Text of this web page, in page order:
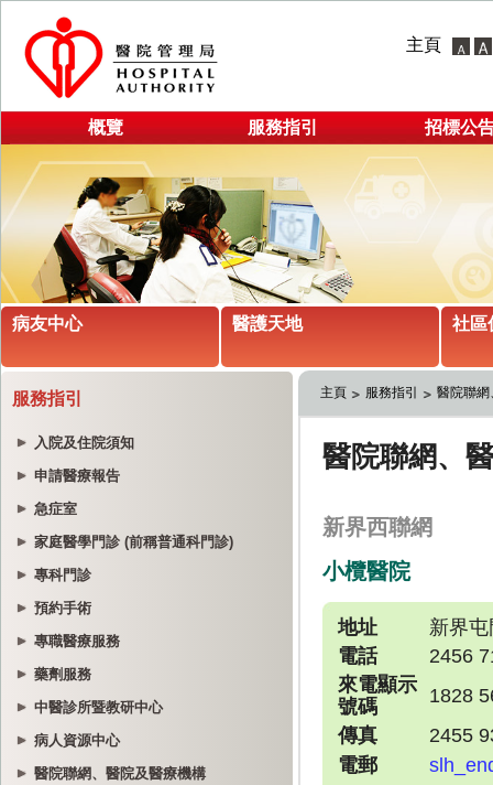
主頁
概覽 服務指引 招標公
病友中心 醫護天地 社區
服務指引
入院及住院須知
申請醫療報告
急症室
家庭醫學門診 (前稱普通科門診)
專科門診
預約手術
專職醫療服務
藥劑服務
中醫診所暨教研中心
病人資源中心
醫院聯網、醫院及醫療機構
主頁 服務指引 醫院聯網